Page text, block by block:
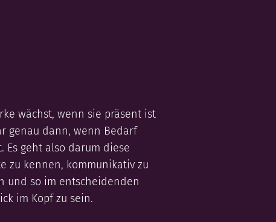
wächst, wenn sie präsent ist
genau dann, wenn Bedarf
Es geht also darum diese
zu kennen, kommunikativ zu
und so im entscheidenden
im Kopf zu sein.